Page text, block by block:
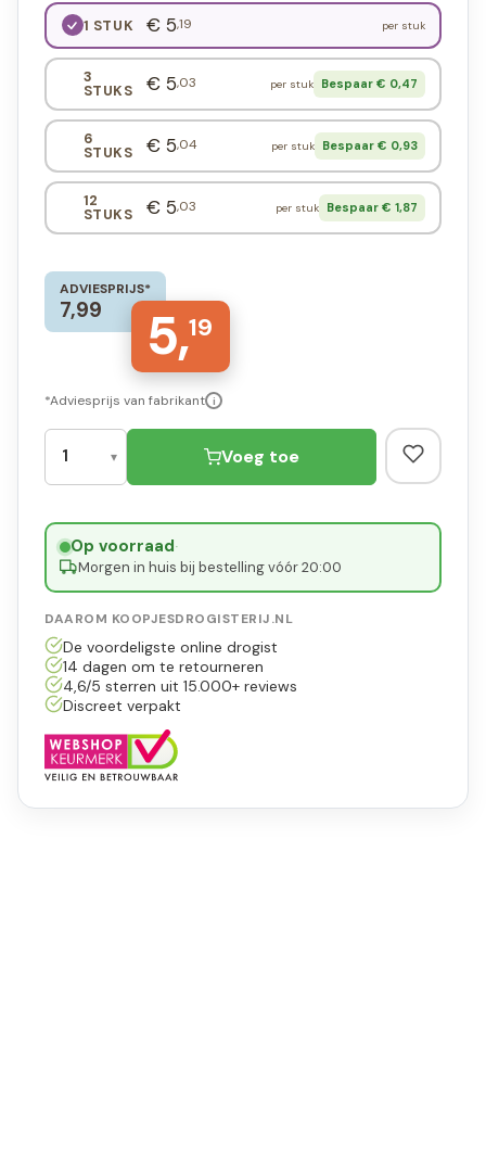
1 STUK € 5,19 per stuk
3
STUKS € 5,03 per stuk Bespaar € 0,47
6
STUKS € 5,04 per stuk Bespaar € 0,93
12
STUKS € 5,03 per stuk Bespaar € 1,87
ADVIESPRIJS*
7,99 5,19
*Adviesprijs van fabrikant i
Voeg toe
Op voorraad·
Morgen in huis bij bestelling vóór 20:00
DAAROM KOOPJESDROGISTERIJ.NL
De voordeligste online drogist
14 dagen om te retourneren
4,6/5 sterren uit 15.000+ reviews
Discreet verpakt